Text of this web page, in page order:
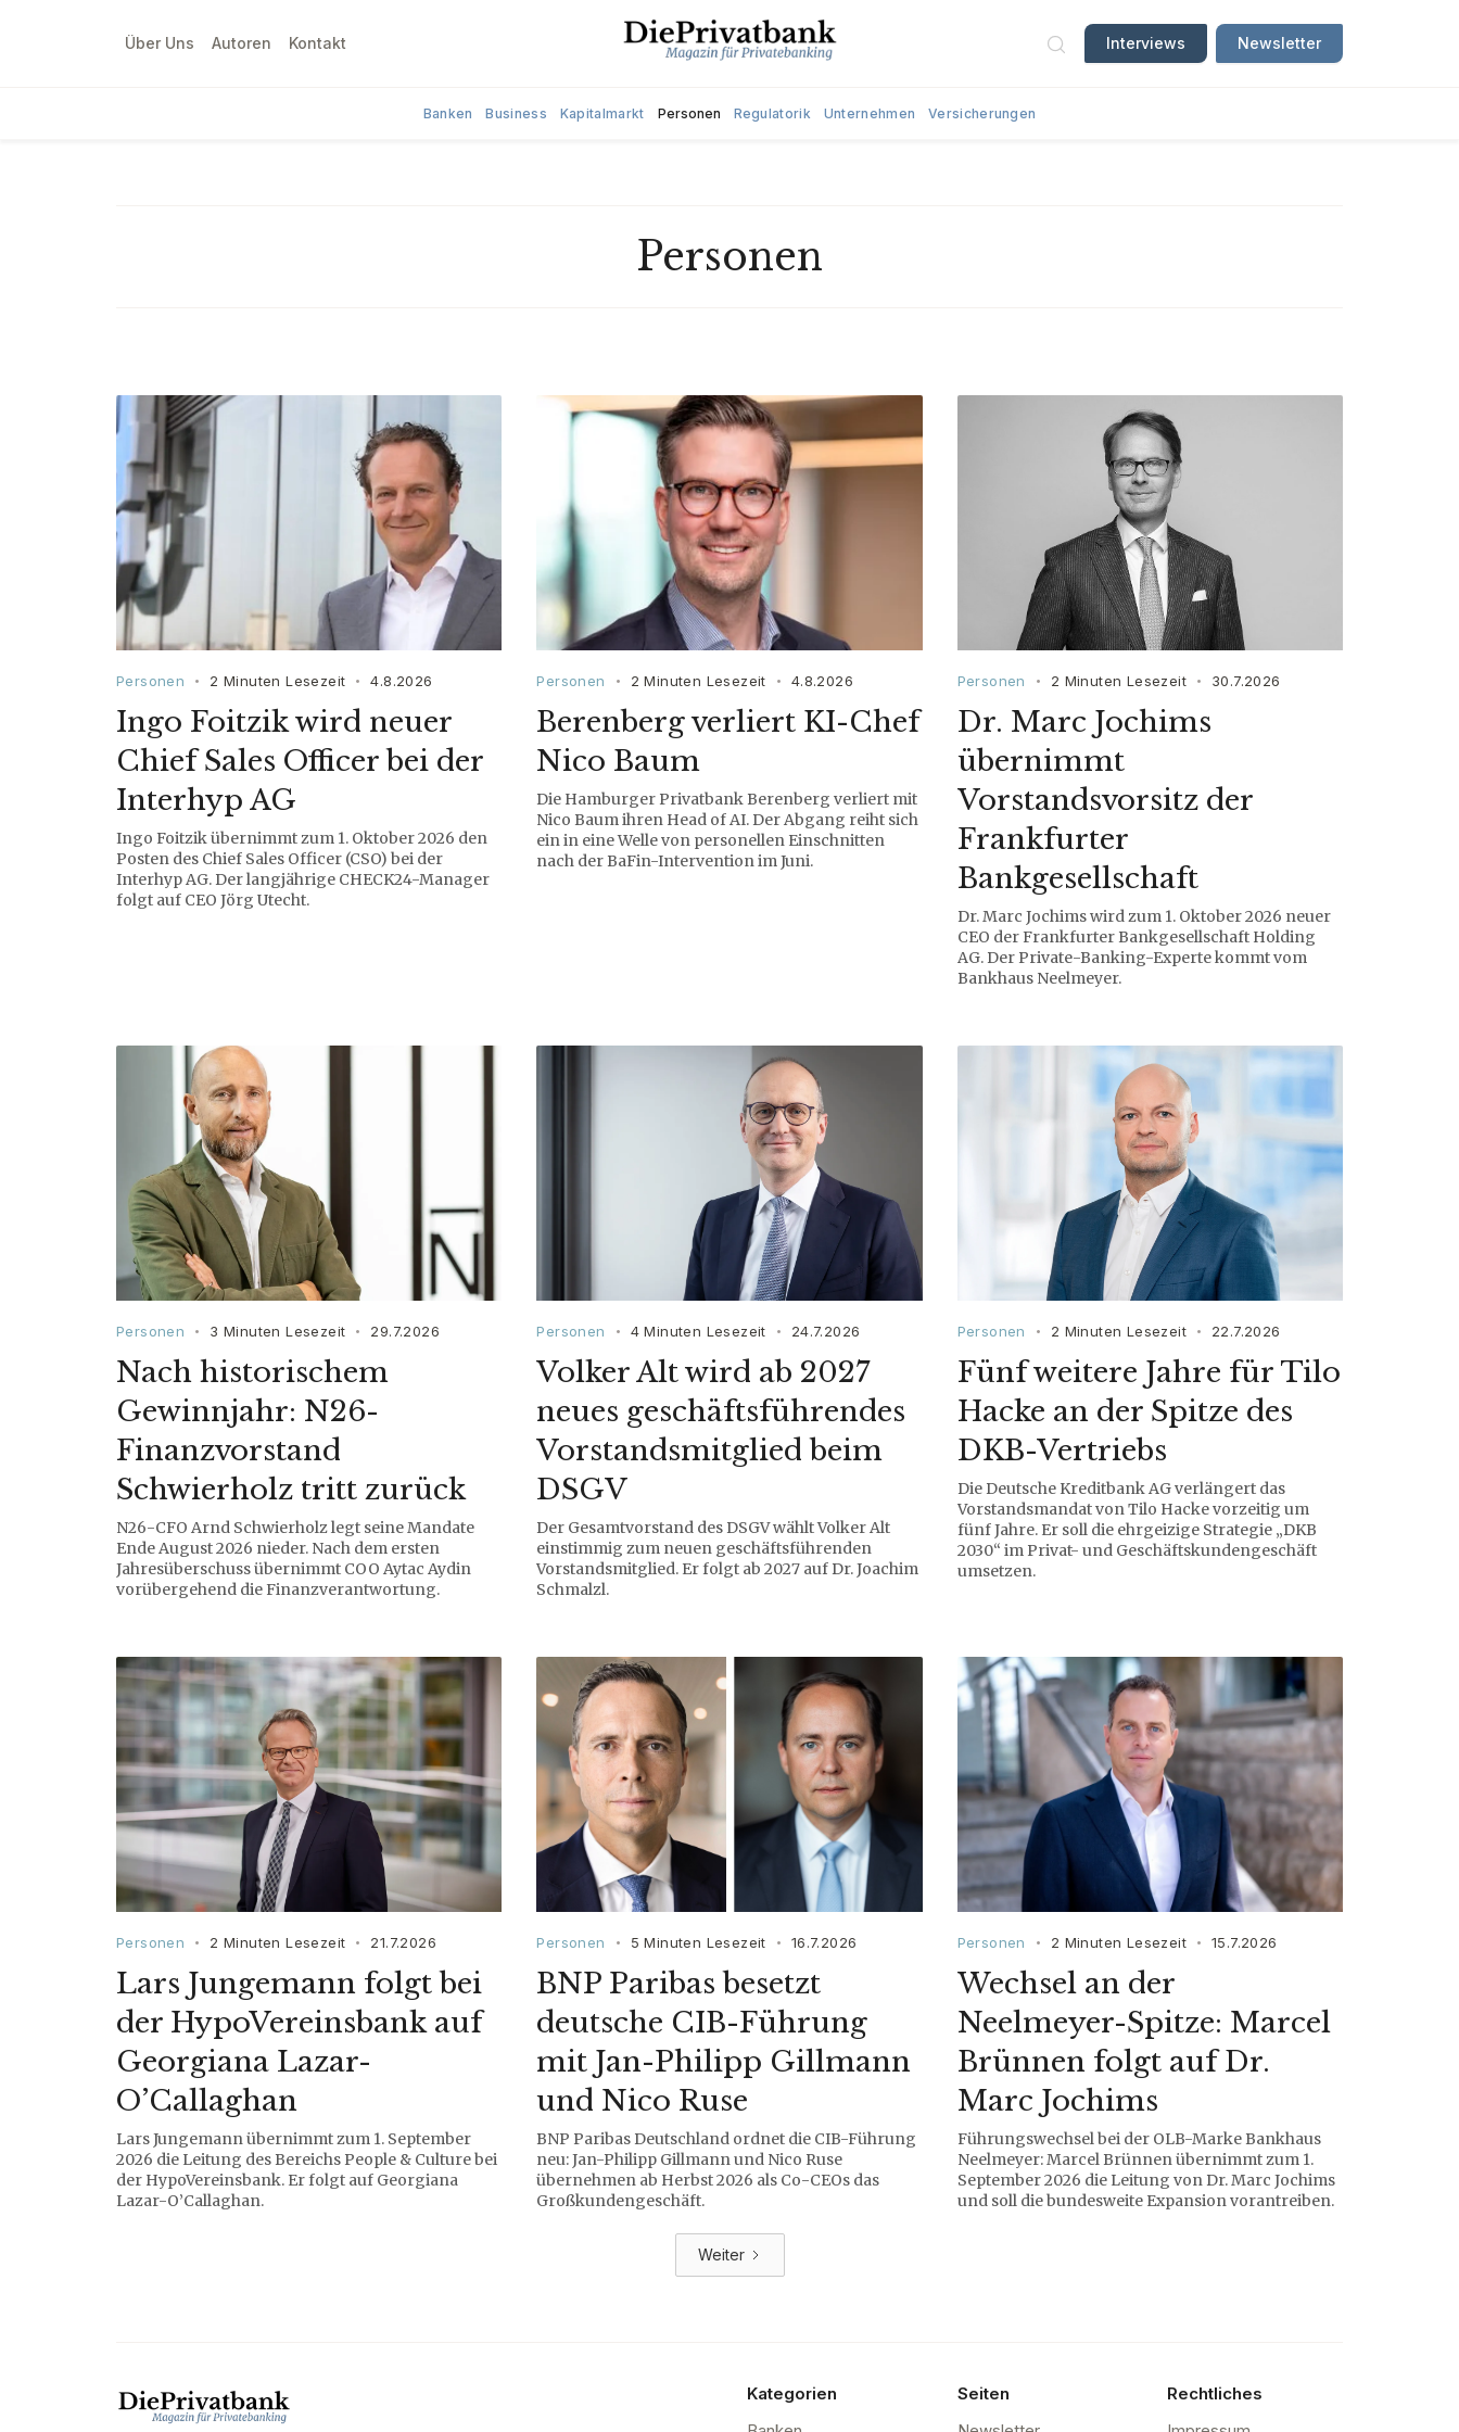
Über Uns Autoren Kontakt Interviews Newsletter
Banken Business Kapitalmarkt Personen Regulatorik Unternehmen Versicherungen
Personen
Personen • 2 Minuten Lesezeit • 4.8.2026
Ingo Foitzik wird neuer
Chief Sales Officer bei der
Interhyp AG
Ingo Foitzik übernimmt zum 1. Oktober 2026 den
Posten des Chief Sales Officer (CSO) bei der
Interhyp AG. Der langjährige CHECK24-Manager
folgt auf CEO Jörg Utecht.
Personen • 2 Minuten Lesezeit • 4.8.2026
Berenberg verliert KI-Chef
Nico Baum
Die Hamburger Privatbank Berenberg verliert mit
Nico Baum ihren Head of AI. Der Abgang reiht sich
ein in eine Welle von personellen Einschnitten
nach der BaFin-Intervention im Juni.
Personen • 2 Minuten Lesezeit • 30.7.2026
Dr. Marc Jochims
übernimmt
Vorstandsvorsitz der
Frankfurter
Bankgesellschaft
Dr. Marc Jochims wird zum 1. Oktober 2026 neuer
CEO der Frankfurter Bankgesellschaft Holding
AG. Der Private-Banking-Experte kommt vom
Bankhaus Neelmeyer.
Personen • 3 Minuten Lesezeit • 29.7.2026
Nach historischem
Gewinnjahr: N26-
Finanzvorstand
Schwierholz tritt zurück
N26-CFO Arnd Schwierholz legt seine Mandate
Ende August 2026 nieder. Nach dem ersten
Jahresüberschuss übernimmt COO Aytac Aydin
vorübergehend die Finanzverantwortung.
Personen • 4 Minuten Lesezeit • 24.7.2026
Volker Alt wird ab 2027
neues geschäftsführendes
Vorstandsmitglied beim
DSGV
Der Gesamtvorstand des DSGV wählt Volker Alt
einstimmig zum neuen geschäftsführenden
Vorstandsmitglied. Er folgt ab 2027 auf Dr. Joachim
Schmalzl.
Personen • 2 Minuten Lesezeit • 22.7.2026
Fünf weitere Jahre für Tilo
Hacke an der Spitze des
DKB-Vertriebs
Die Deutsche Kreditbank AG verlängert das
Vorstandsmandat von Tilo Hacke vorzeitig um
fünf Jahre. Er soll die ehrgeizige Strategie „DKB
2030“ im Privat- und Geschäftskundengeschäft
umsetzen.
Personen • 2 Minuten Lesezeit • 21.7.2026
Lars Jungemann folgt bei
der HypoVereinsbank auf
Georgiana Lazar-
O’Callaghan
Lars Jungemann übernimmt zum 1. September
2026 die Leitung des Bereichs People & Culture bei
der HypoVereinsbank. Er folgt auf Georgiana
Lazar-O’Callaghan.
Personen • 5 Minuten Lesezeit • 16.7.2026
BNP Paribas besetzt
deutsche CIB-Führung
mit Jan-Philipp Gillmann
und Nico Ruse
BNP Paribas Deutschland ordnet die CIB-Führung
neu: Jan-Philipp Gillmann und Nico Ruse
übernehmen ab Herbst 2026 als Co-CEOs das
Großkundengeschäft.
Personen • 2 Minuten Lesezeit • 15.7.2026
Wechsel an der
Neelmeyer-Spitze: Marcel
Brünnen folgt auf Dr.
Marc Jochims
Führungswechsel bei der OLB-Marke Bankhaus
Neelmeyer: Marcel Brünnen übernimmt zum 1.
September 2026 die Leitung von Dr. Marc Jochims
und soll die bundesweite Expansion vorantreiben.
Weiter
Kategorien
Seiten
Rechtliches